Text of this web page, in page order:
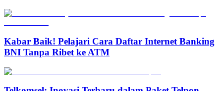
Kabar Baik! Pelajari Cara Daftar Internet Banking
BNI Tanpa Ribet ke ATM